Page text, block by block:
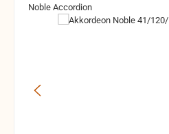
Noble Accordion
Bildergalerie überspringen